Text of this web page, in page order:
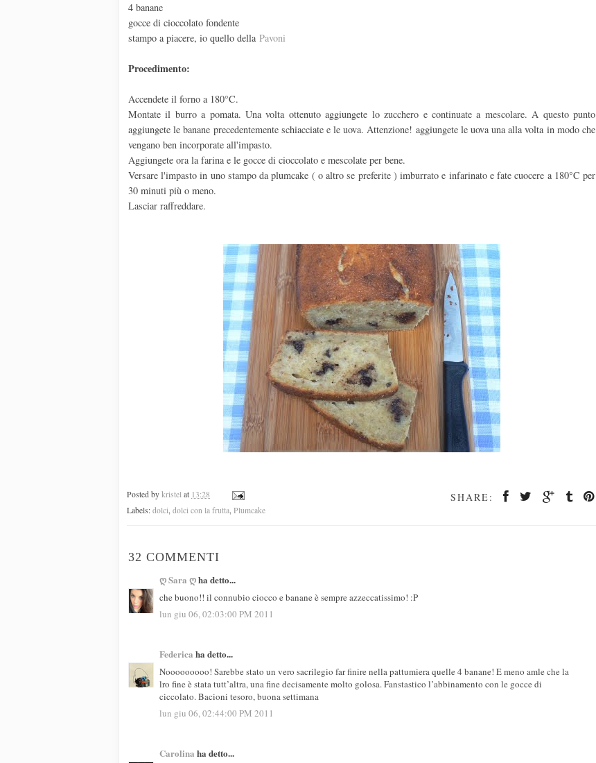
4 banane
gocce di cioccolato fondente
stampo a piacere, io quello della Pavoni
Procedimento:
Accendete il forno a 180°C.
Montate il burro a pomata. Una volta ottenuto aggiungete lo zucchero e continuate a mescolare. A questo punto
aggiungete le banane precedentemente schiacciate e le uova. Attenzione! aggiungete le uova una alla volta in modo che
vengano ben incorporate all'impasto.
Aggiungete ora la farina e le gocce di cioccolato e mescolate per bene.
Versare l'impasto in uno stampo da plumcake ( o altro se preferite ) imburrato e infarinato e fate cuocere a 180°C per
30 minuti più o meno.
Lasciar raffreddare.
SHARE:
Posted by kristel at 13:28
Labels: dolci, dolci con la frutta, Plumcake
32 COMMENTI
ღ Sara ღha detto...
che buono!! il connubio ciocco e banane è sempre azzeccatissimo! :P
lun giu 06, 02:03:00 PM 2011
Federica ha detto...
Nooooooooo! Sarebbe stato un vero sacrilegio far finire nella pattumiera quelle 4 banane! E meno amle che la
lro fine è stata tutt’altra, una fine decisamente molto golosa. Fanstastico l’abbinamento con le gocce di
ciccolato. Bacioni tesoro, buona settimana
lun giu 06, 02:44:00 PM 2011
Carolina ha detto...